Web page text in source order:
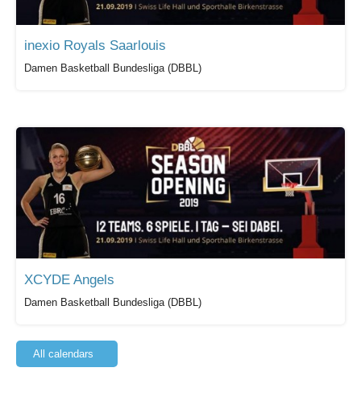
inexio Royals Saarlouis
Damen Basketball Bundesliga (DBBL)
XCYDE Angels
Damen Basketball Bundesliga (DBBL)
All calendars